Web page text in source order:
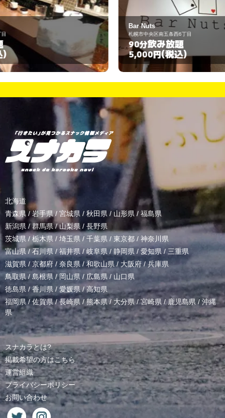
Bar Nuts
札幌市中央区南五条西6丁目
90分飲み放題
5,000円(税込)
北海道
青森県 / 岩手県/ 宮城県 / 秋田県 / 山形県/ 福島県
新潟県 /群馬県/山梨県 / 長野県
茨城県 / 栃木県 / 埼玉県 / 千葉県 / 東京都 / 神奈川県
富山県 /石川県/福井県/岐阜県 / 静岡県 / 愛知県 / 三重県
滋賀県 / 京都府 / 奈良県 / 和歌山県/ 大阪府 /兵庫県
鳥取県/ 島根県 /岡山県/ 広島県 / 山口県
徳島県 /香川県 / 愛媛県/高知県
福岡県/佐賀県/長崎県 /熊本県/ 大分県/宮崎県 /鹿児島県 / 沖縄
県
スナカラとは?
掲載希望の方はこちら
運営組織
プライバシーポリシー
お問い合わせ